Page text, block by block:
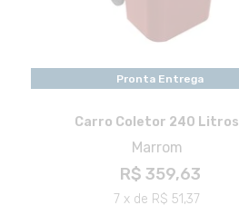
Pronta Entrega
Carro Coletor 240 Litros
Marrom
R$ 359,63
7 x de R$ 51,37